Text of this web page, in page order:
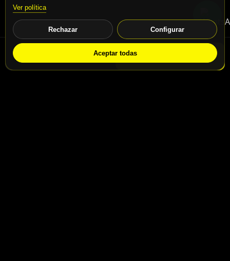
Ver política
Rechazar Configurar
Aceptar todas